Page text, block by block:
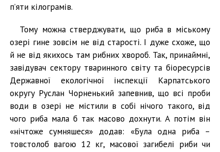
п’яти кілограмів.
Тому можна стверджувати, що риба в міському
озері гине зовсім не від старості. І дуже схоже, що
й не від якихось там рибних хвороб. Так, принаймні,
завідувач сектору тваринного світу та біоресурсів
Державної екологічної інспекції Карпатського
округу Руслан Чорненький запевнив, що всі проби
води в озері не містили в собі нічого такого, від
чого риба мала б так масово дохнути. А потім він
«нічтоже сумняшеся» додав: «Була одна риба –
товстолоб вагою 12 кг, масової загибелі риби чи